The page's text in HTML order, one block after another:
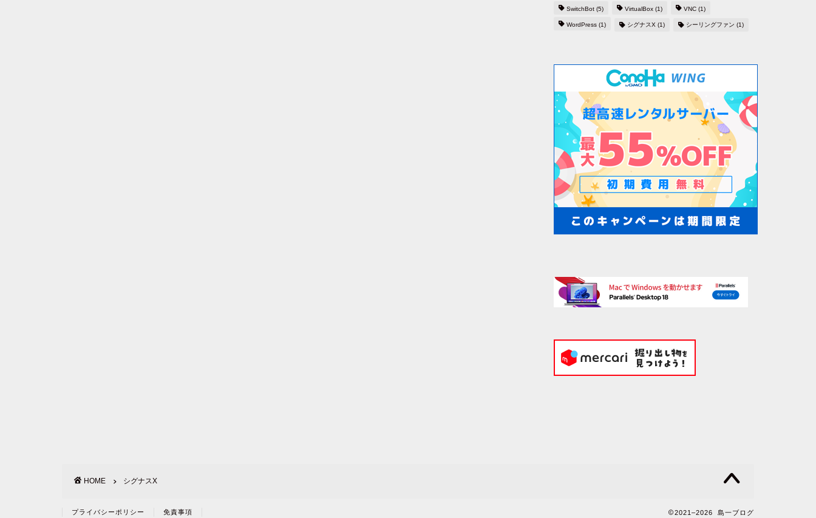
SwitchBot(5) VirtualBox(1) VNC(1)
WordPress(1) シグナスX (1) シーリングファン (1)
HOME シグナスX
プライバシーポリシー 免責事項 2021–2026 島一ブログ